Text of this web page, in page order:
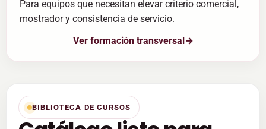
Para equipos que necesitan elevar criterio comercial,
mostrador y consistencia de servicio.
Ver formación transversal
BIBLIOTECA DE CURSOS